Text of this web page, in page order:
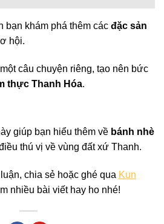
bạn khám phá thêm các đặc sản
hội.
câu chuyện riêng, tạo nên bức
thực Thanh Hóa.
giúp bạn hiểu thêm về bánh nhè
thú vị về vùng đất xứ Thanh.
chia sẻ hoặc ghé qua Kun
nhiều bài viết hay ho nhé!